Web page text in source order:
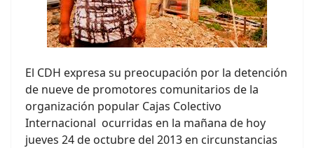
El CDH expresa su preocupación por la detención
de nueve de promotores comunitarios de la
organización popular Cajas Colectivo
Internacional ocurridas en la mañana de hoy
jueves 24 de octubre del 2013 en circunstancias